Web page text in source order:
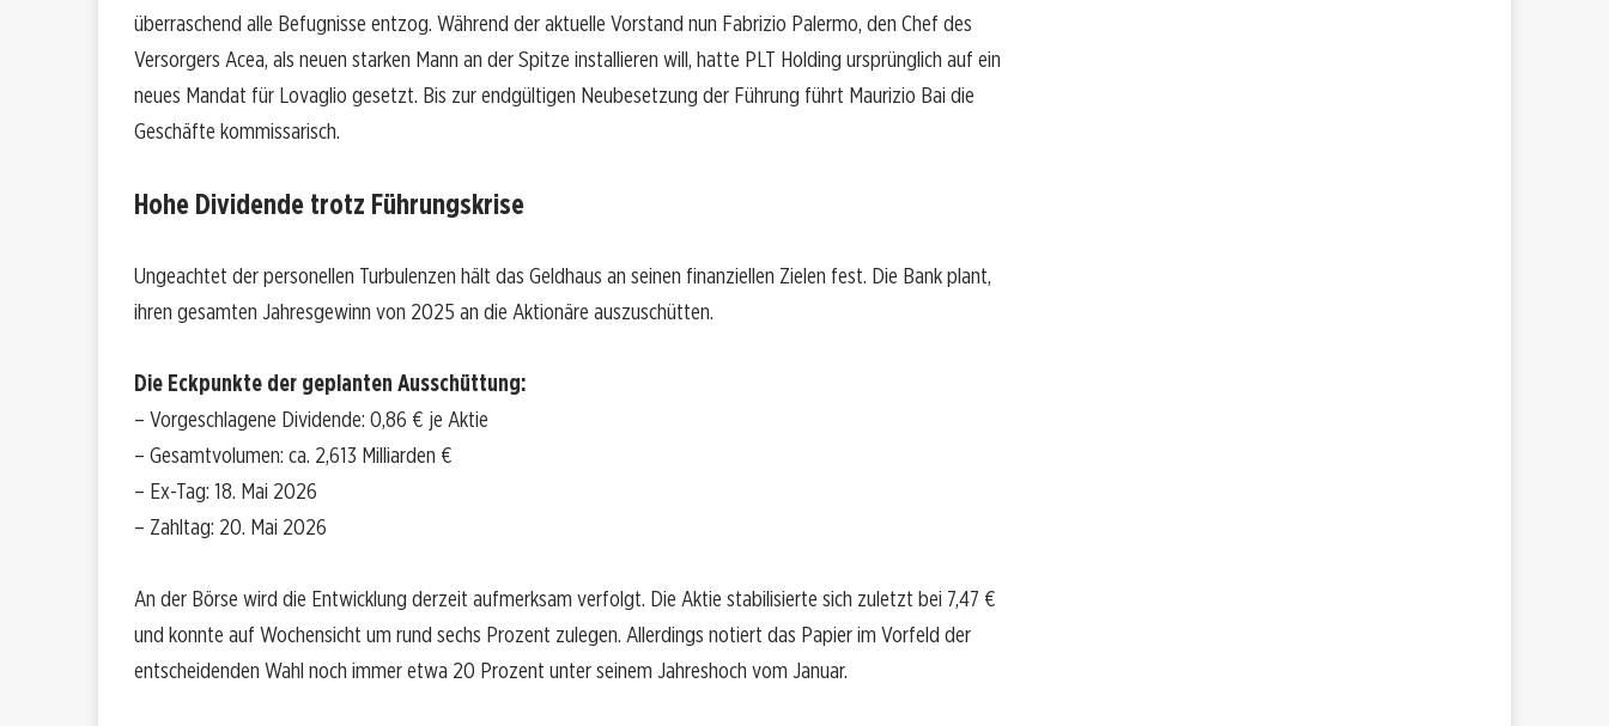
überraschend alle Befugnisse entzog. Während der aktuelle Vorstand nun Fabrizio Palermo, den Chef des
Versorgers Acea, als neuen starken Mann an der Spitze installieren will, hatte PLT Holding ursprünglich auf ein
neues Mandat für Lovaglio gesetzt. Bis zur endgültigen Neubesetzung der Führung führt Maurizio Bai die
Geschäfte kommissarisch.
Hohe Dividende trotz Führungskrise
Ungeachtet der personellen Turbulenzen hält das Geldhaus an seinen finanziellen Zielen fest. Die Bank plant,
ihren gesamten Jahresgewinn von 2025 an die Aktionäre auszuschütten.
Die Eckpunkte der geplanten Ausschüttung:
– Vorgeschlagene Dividende: 0,86 € je Aktie
– Gesamtvolumen: ca. 2,613 Milliarden €
– Ex-Tag: 18. Mai 2026
– Zahltag: 20. Mai 2026
An der Börse wird die Entwicklung derzeit aufmerksam verfolgt. Die Aktie stabilisierte sich zuletzt bei 7,47 €
und konnte auf Wochensicht um rund sechs Prozent zulegen. Allerdings notiert das Papier im Vorfeld der
entscheidenden Wahl noch immer etwa 20 Prozent unter seinem Jahreshoch vom Januar.